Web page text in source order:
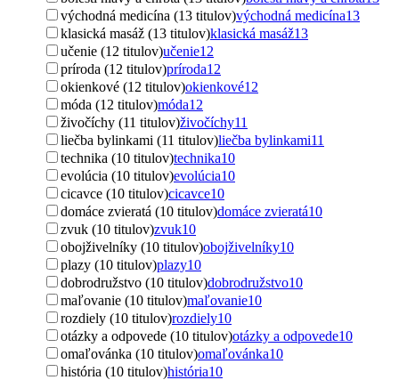
východná medicína (13 titulov)východná medicína13
klasická masáž (13 titulov)klasická masáž13
učenie (12 titulov)učenie12
príroda (12 titulov)príroda12
okienkové (12 titulov)okienkové12
móda (12 titulov)móda12
živočíchy (11 titulov)živočíchy11
liečba bylinkami (11 titulov)liečba bylinkami11
technika (10 titulov)technika10
evolúcia (10 titulov)evolúcia10
cicavce (10 titulov)cicavce10
domáce zvieratá (10 titulov)domáce zvieratá10
zvuk (10 titulov)zvuk10
obojživelníky (10 titulov)obojživelníky10
plazy (10 titulov)plazy10
dobrodružstvo (10 titulov)dobrodružstvo10
maľovanie (10 titulov)maľovanie10
rozdiely (10 titulov)rozdiely10
otázky a odpovede (10 titulov)otázky a odpovede10
omaľovánka (10 titulov)omaľovánka10
história (10 titulov)história10